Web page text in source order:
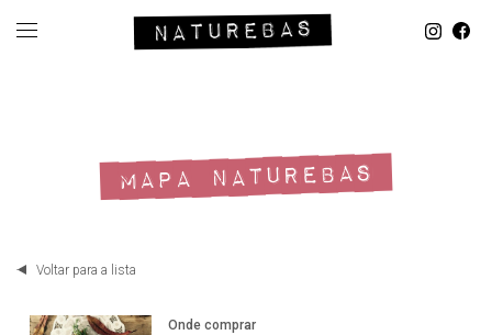
MAPA NATUREBAS
Voltar para a lista
Onde comprar